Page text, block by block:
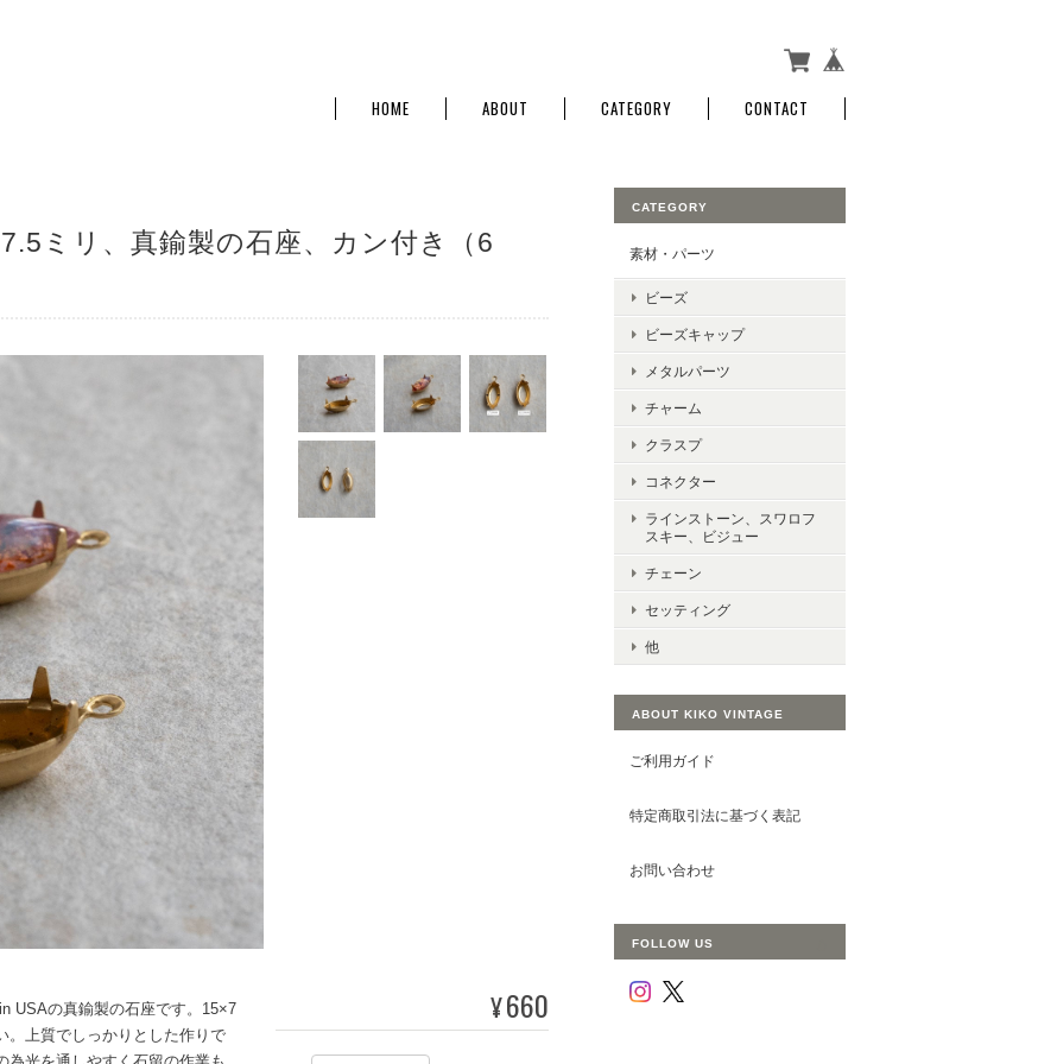
HOME ABOUT CATEGORY CONTACT
ミリ、真鍮製の石座、カン付き（6
USAの真鍮製の石座です。15×7
。上質でしっかりとした作りで
¥660
CATEGORY
素材・パーツ
ビーズ
ビーズキャップ
メタルパーツ
チャーム
クラスプ
コネクター
ラインストーン、スワロフ
スキー、ビジュー
チェーン
セッティング
他
ABOUT KIKO VINTAGE
ご利用ガイド
特定商取引法に基づく表記
お問い合わせ
FOLLOW US